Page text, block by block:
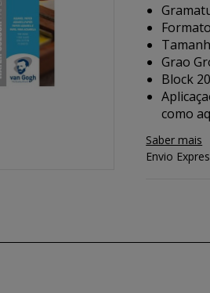
Grao
Block
como
Saber mais
Envio